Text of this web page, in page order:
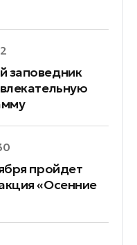
заповедник
пройдет
«Осенние